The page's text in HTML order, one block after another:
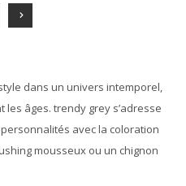
dans un univers intemporel,
les âges. trendy grey s’adresse
avec la coloration
mousseux ou un chignon